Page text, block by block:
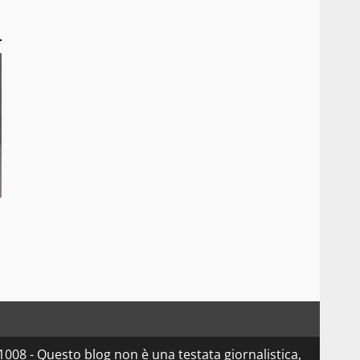
- Questo blog non è una testata giornalistica,